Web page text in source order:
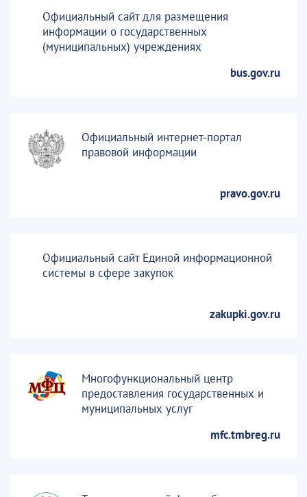
Официальный сайт для размещения
информации о государственных
(муниципальных) учреждениях
bus.gov.ru
Официальный интернет-портал
правовой информации
pravo.gov.ru
Официальный сайт Единой информационной
системы в сфере закупок
zakupki.gov.ru
Многофункциональный центр
предоставления государственных и
муниципальных услуг
mfc.tmbreg.ru